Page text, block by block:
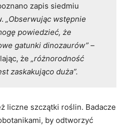
zapis siedmiu
„Obserwując wstępnie
powiedzieć, że
gatunki dinozaurów” –
że „różnorodność
zaskakująco duża”.
liczne szczątki roślin. Badacze
by odtworzyć